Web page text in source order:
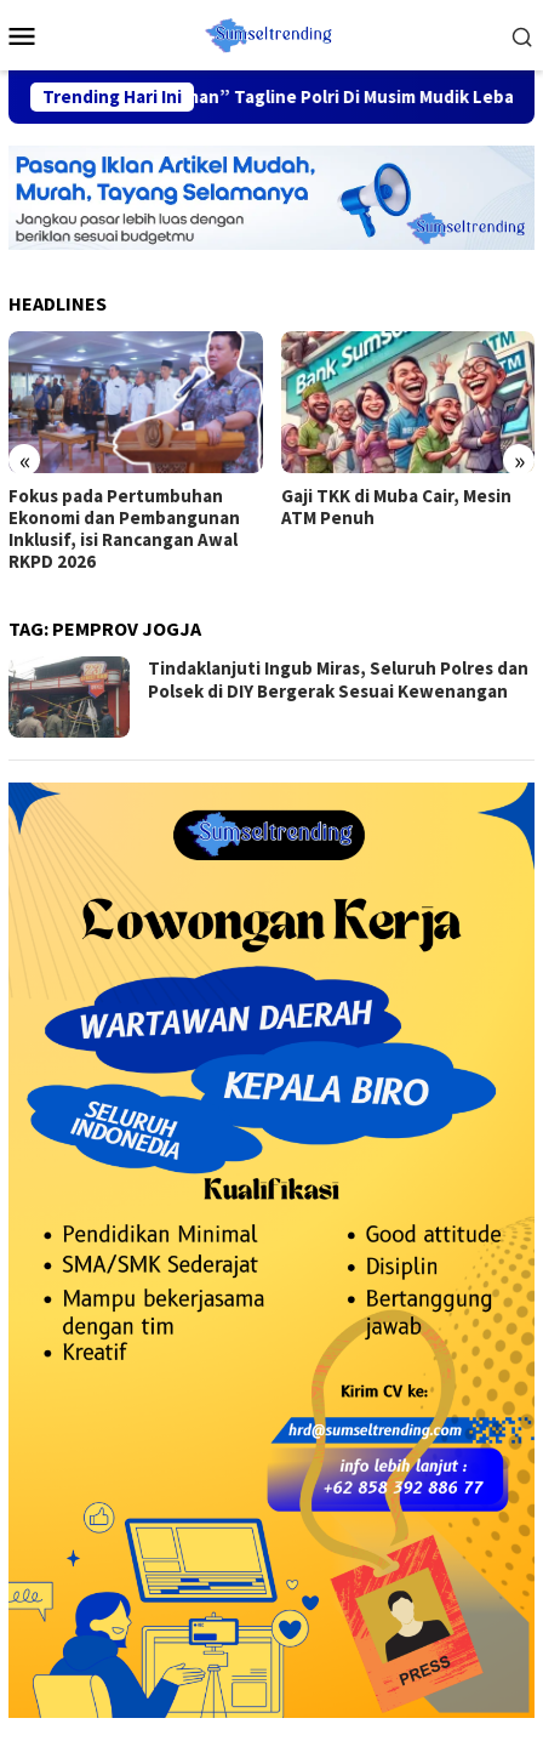
to
Menu
Trending Hari Ini
Keluarga Nyaman” Tagline Polri Di Musim Mudik Lebaran
HEADLINES
« »
Fokus pada Pertumbuhan
Ekonomi dan Pembangunan
Inklusif, isi Rancangan Awal
RKPD 2026
Gaji TKK di Muba Cair, Mesin
ATM Penuh
TAG: PEMPROV JOGJA
Tindaklanjuti Ingub Miras, Seluruh Polres dan
Polsek di DIY Bergerak Sesuai Kewenangan